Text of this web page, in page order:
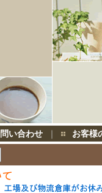
い合わせ ｜ お客様